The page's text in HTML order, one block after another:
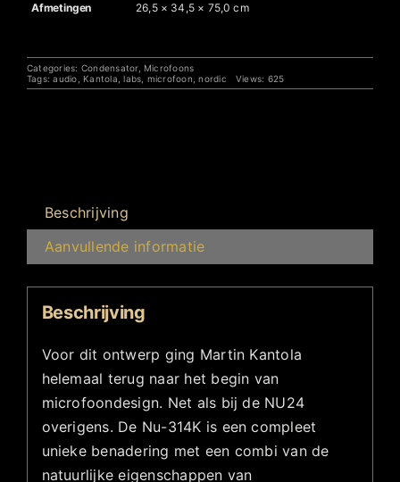
Afmetingen 26,5 × 34,5 × 75,0 cm
Categories: Condensator, Microfoons
Tags:audio, Kantola,labs, microfoon,nordic Views: 625
Beschrijving
Aanvullende informatie
Beschrijving
Voor dit ontwerp ging Martin Kantola
helemaal terug naar het begin van
microfoondesign. Net als bij de NU24
overigens. De Nu-314K is een compleet
unieke benadering met een combi van de
natuurlijke eigenschappen van